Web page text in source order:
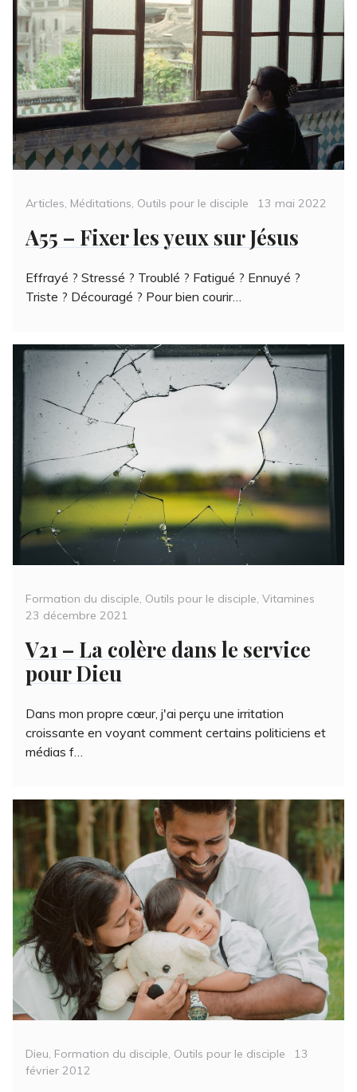
Categories
Articles, Méditations, Outils pour le disciple
Posted
13 mai 2022
A55 – Fixer les yeux sur Jésus
Effrayé ? Stressé ? Troublé ? Fatigué ? Ennuyé ?
Triste ? Découragé ? Pour bien courir…
Categories
Formation du disciple, Outils pour le disciple, Vitamines
23 décembre 2021
V21 – La colère dans le service
pour Dieu
Dans mon propre cœur, j'ai perçu une irritation
croissante en voyant comment certains politiciens et
médias f…
Categories
Dieu, Formation du disciple, Outils pour le disciple
Posted
13
février 2012